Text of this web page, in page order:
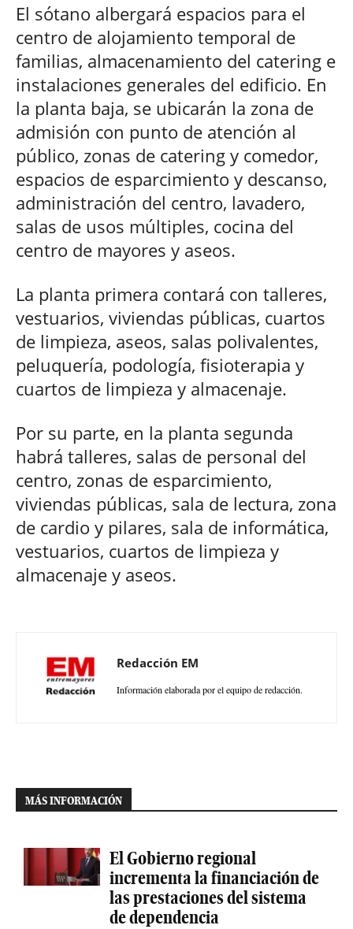
El sótano albergará espacios para el
centro de alojamiento temporal de
familias, almacenamiento del catering e
instalaciones generales del edificio. En
la planta baja, se ubicarán la zona de
admisión con punto de atención al
público, zonas de catering y comedor,
espacios de esparcimiento y descanso,
administración del centro, lavadero,
salas de usos múltiples, cocina del
centro de mayores y aseos.
La planta primera contará con talleres,
vestuarios, viviendas públicas, cuartos
de limpieza, aseos, salas polivalentes,
peluquería, podología, fisioterapia y
cuartos de limpieza y almacenaje.
Por su parte, en la planta segunda
habrá talleres, salas de personal del
centro, zonas de esparcimiento,
viviendas públicas, sala de lectura, zona
de cardio y pilares, sala de informática,
vestuarios, cuartos de limpieza y
almacenaje y aseos.
Redacción EM
Información elaborada por el equipo de redacción.
MÁS INFORMACIÓN
El Gobierno regional
incrementa la financiación de
las prestaciones del sistema
de dependencia